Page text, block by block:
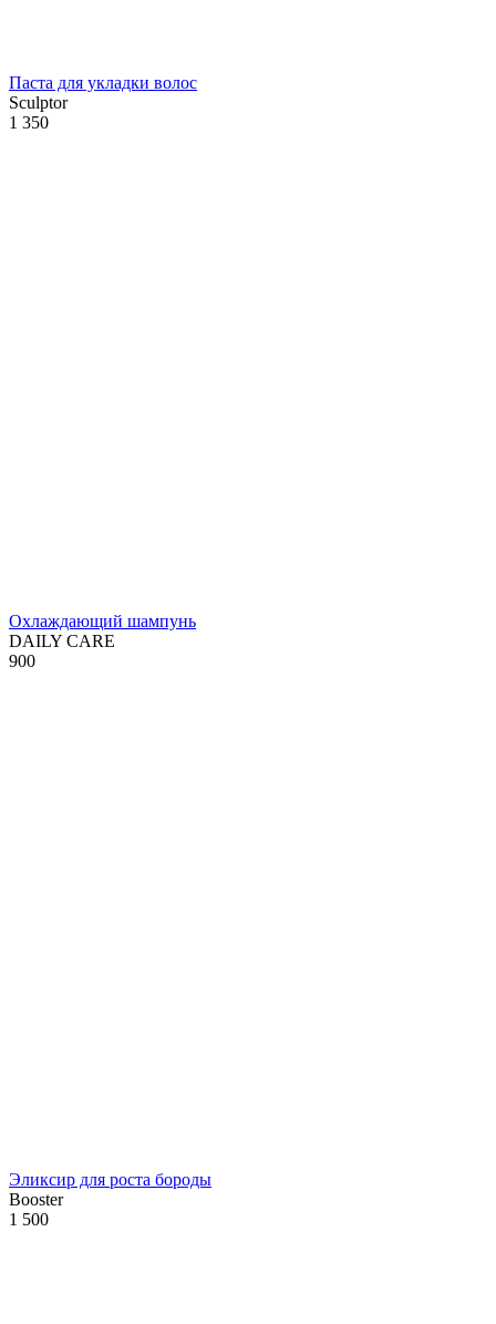
Паста для укладки волос
Sculptor
1 350
Охлаждающий шампунь
DAILY CARE
900
Эликсир для роста бороды
Booster
1 500